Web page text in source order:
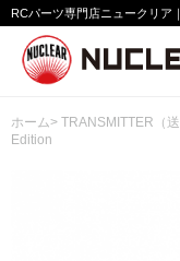
RCパーツ専門店ニュークリア
ホーム> TRANSMITTER（送
Edition